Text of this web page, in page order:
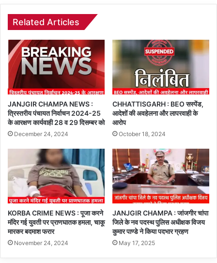
Related Articles
JANJGIR CHAMPA NEWS :
त्रिस्तरीय पंचायत निर्वाचन 2024-25
के आरक्षण कार्यवाही 28 व 29 दिसम्बर को
December 24, 2024
CHHATTISGARH : BEO सस्पेंड,
आदेशों की अवहेलना और लापरवाही के
आरोप
October 18, 2024
KORBA CRIME NEWS : पूजा करने
मंदिर गई युवती पर प्राणघातक हमला, चाकू
मारकर बदमाश फरार
November 24, 2024
JANJGIR CHAMPA : जांजगीर चांपा
जिले के नव पदस्थ पुलिस अधीक्षक विजय
कुमार पाण्डे ने किया पदभार ग्रहण
May 17, 2025